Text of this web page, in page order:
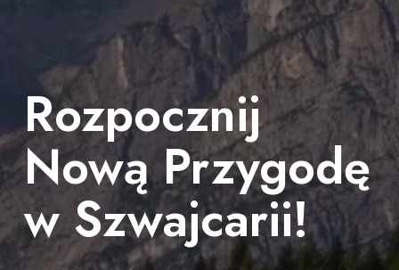
Rozpocznij
Nową Przygodę
w Szwajcarii!